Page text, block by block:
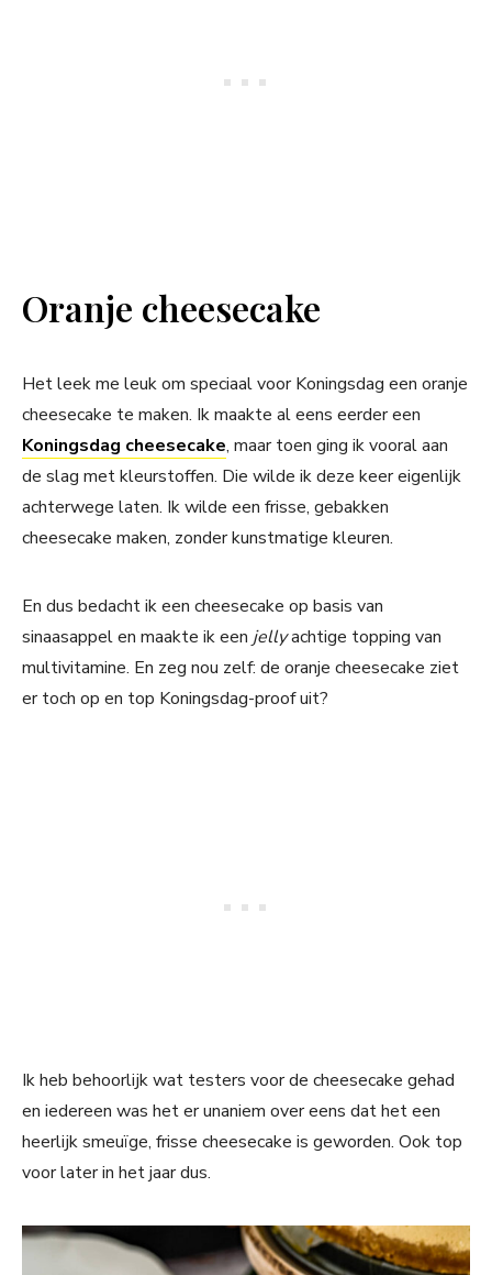
Oranje cheesecake
Het leek me leuk om speciaal voor Koningsdag een oranje
cheesecake te maken. Ik maakte al eens eerder een
Koningsdag cheesecake, maar toen ging ik vooral aan
de slag met kleurstoffen. Die wilde ik deze keer eigenlijk
achterwege laten. Ik wilde een frisse, gebakken
cheesecake maken, zonder kunstmatige kleuren.
En dus bedacht ik een cheesecake op basis van
sinaasappel en maakte ik een jellyachtige topping van
multivitamine. En zeg nou zelf: de oranje cheesecake ziet
er toch op en top Koningsdag-proof uit?
Ik heb behoorlijk wat testers voor de cheesecake gehad
en iedereen was het er unaniem over eens dat het een
heerlijk smeuïge, frisse cheesecake is geworden. Ook top
voor later in het jaar dus.